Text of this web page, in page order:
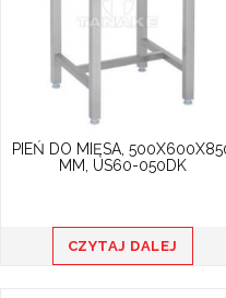
PIEŃ DO MIĘSA,
MM, US60-050DK
CZYTAJ DALEJ